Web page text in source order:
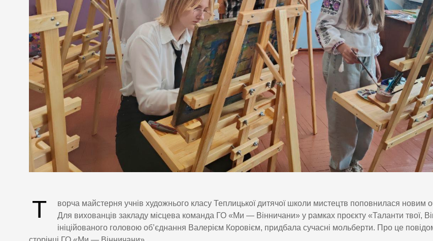
Т
ворча майстерня учнів художнього класу Теплицької дитячої школи мистецтв поповнилася новим
Для вихованців закладу місцева команда ГО «Ми — Вінничани» у рамках проєкту «Таланти твої,
ініційованого головою об’єднання Валерієм Коровієм, придбала сучасні мольберти. Про це